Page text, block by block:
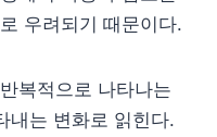
우려되기 때문이다.
복적으로 나타나는
내는 변화로 읽힌다.